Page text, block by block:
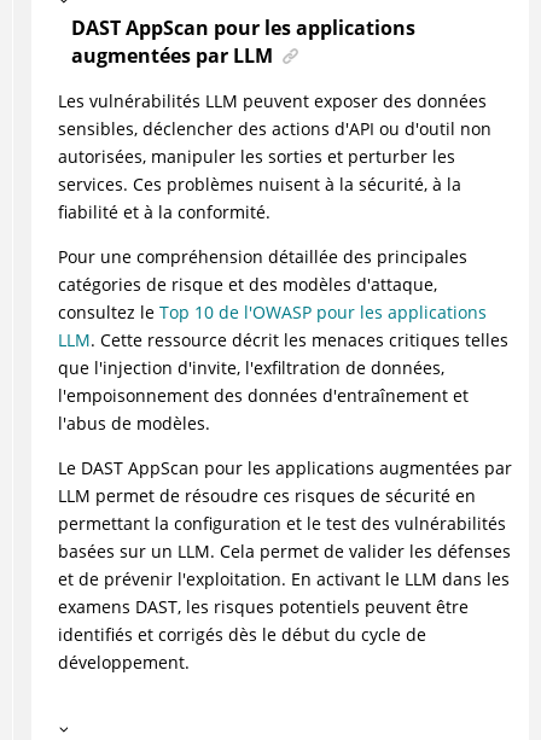
DAST AppScan pour les applications
augmentées par LLM
Les vulnérabilités LLM peuvent exposer des données
sensibles, déclencher des actions d'API ou d'outil non
autorisées, manipuler les sorties et perturber les
services. Ces problèmes nuisent à la sécurité, à la
fiabilité et à la conformité.
Pour une compréhension détaillée des principales
catégories de risque et des modèles d'attaque,
consultez le Top 10 de l'OWASP pour les applications
LLM. Cette ressource décrit les menaces critiques telles
que l'injection d'invite, l'exfiltration de données,
l'empoisonnement des données d'entraînement et
l'abus de modèles.
Le DAST AppScan pour les applications augmentées par
LLM permet de résoudre ces risques de sécurité en
permettant la configuration et le test des vulnérabilités
basées sur un LLM. Cela permet de valider les défenses
et de prévenir l'exploitation. En activant le LLM dans les
examens DAST, les risques potentiels peuvent être
identifiés et corrigés dès le début du cycle de
développement.